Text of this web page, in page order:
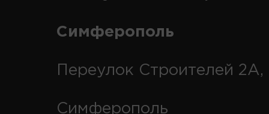
Симферополь
Переулок Строителей 2А,
Симферополь